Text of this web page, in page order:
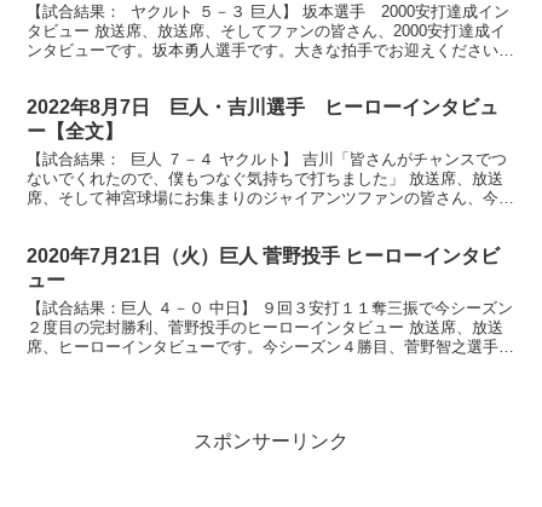
【試合結果： ヤクルト ５－３ 巨人】 坂本選手 2000安打達成イン
タビュー 放送席、放送席、そしてファンの皆さん、2000安打達成イ
ンタビューです。坂本勇人選手です。大きな拍手でお迎えください。
2022年8月7日 巨人・吉川選手 ヒーローインタビュ
ー【全文】
【試合結果： 巨人 ７－４ ヤクルト】 吉川「皆さんがチャンスでつ
ないでくれたので、僕もつなぐ気持ちで打ちました」 放送席、放送
席、そして神宮球場にお集まりのジャイアンツファンの皆さん、今日
2020年7月21日（火）巨人 菅野投手 ヒーローインタビ
ュー
【試合結果：巨人 ４－０ 中日】 ９回３安打１１奪三振で今シーズン
２度目の完封勝利、菅野投手のヒーローインタビュー 放送席、放送
席、ヒーローインタビューです。今シーズン４勝目、菅野智之選手で
スポンサーリンク